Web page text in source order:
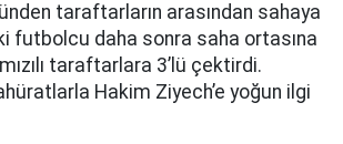
taraftarların arasından sahaya
futbolcu daha sonra saha ortasına
taraftarlara 3’lü çektirdi.
Hakim Ziyech’e yoğun ilgi